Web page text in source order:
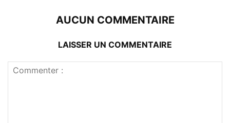
AUCUN COMMENTAIRE
LAISSER UN COMMENTAIRE